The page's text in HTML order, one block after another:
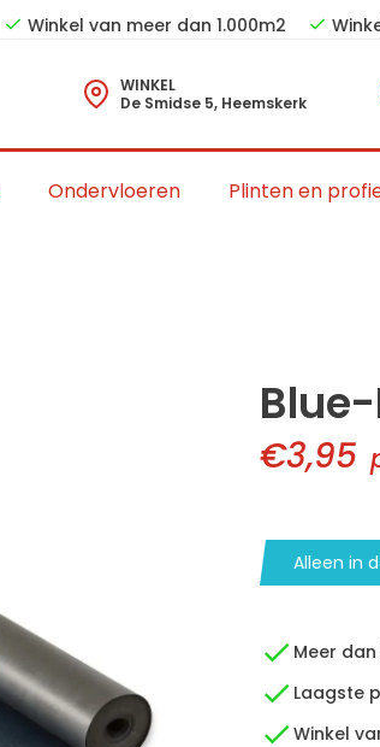
Winkel van meer dan 1.000m2
WINKEL
De Smidse 5, Heemskerk
Ondervloeren Plinten en
€3,95
Alleen in
Meer
Laagste
Winkel